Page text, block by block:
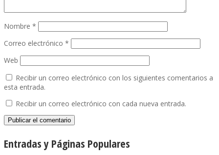
Nombre *
Correo electrónico *
Web
Recibir un correo electrónico con los siguientes comentarios a
esta entrada.
Recibir un correo electrónico con cada nueva entrada.
Entradas y Páginas Populares